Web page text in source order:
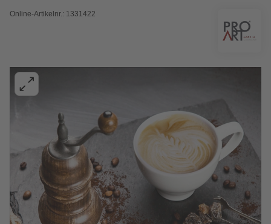
Online-Artikelnr.: 1331422